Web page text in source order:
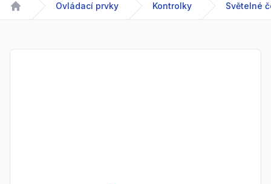
Home
Ovládací prvky Kontrolky Světelné